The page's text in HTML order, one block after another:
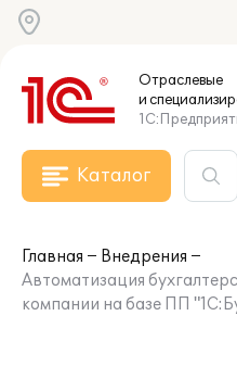
Отраслевые
и
Каталог
Главная
Внедрения
Автоматизация
компании на базе ПП